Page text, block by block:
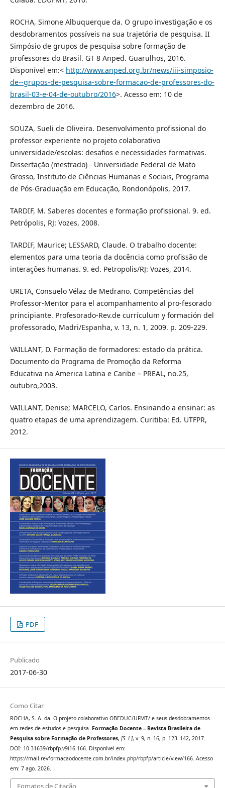
ROCHA, Simone Albuquerque da. O grupo investigação e os
desdobramentos possíveis na sua trajetória de pesquisa. II
Simpósio de grupos de pesquisa sobre formação de
professores do Brasil. GT 8 Anped. Guarulhos, 2016.
Disponível em:< http://www.anped.org.br/news/iii-simposio-
de--grupos-de-pesquisa-sobre-formacao-de-professores-do-
brasil-03-e-04-de-outubro/2016>. Acesso em: 10 de
dezembro de 2016.
SOUZA, Sueli de Oliveira. Desenvolvimento profissional do
professor experiente no projeto colaborativo
universidade/escolas: desafios e necessidades formativas.
Dissertação (mestrado) - Universidade Federal de Mato
Grosso, Instituto de Ciências Humanas e Sociais, Programa
de Pós-Graduação em Educação, Rondonópolis, 2017.
TARDIF, M. Saberes docentes e formação profissional. 9. ed.
Petrópolis, RJ: Vozes, 2008.
TARDIF, Maurice; LESSARD, Claude. O trabalho docente:
elementos para uma teoria da docência como profissão de
interações humanas. 9. ed. Petropolis/RJ: Vozes, 2014.
URETA, Consuelo Vélaz de Medrano. Competências del
Professor-Mentor para el acompanhamento al pro-fesorado
principiante. Profesorado-Rev.de currículum y formación del
professorado, Madri/Espanha, v. 13, n. 1, 2009. p. 209-229.
VAILLANT, D. Formação de formadores: estado da prática.
Documento do Programa de Promoção da Reforma
Educativa na America Latina e Caribe – PREAL, no.25,
outubro,2003.
VAILLANT, Denise; MARCELO, Carlos. Ensinando a ensinar: as
quatro etapas de uma aprendizagem. Curitiba: Ed. UTFPR,
2012.
PDF
Publicado
2017-06-30
Como Citar
ROCHA, S. A. da. O projeto colaborativo OBEDUC/UFMT/ e seus desdobramentos
em redes de estudos e pesquisa. Formação Docente – Revista Brasileira de
Pesquisa sobre Formação de Professores, [S. l.], v. 9, n. 16, p. 123–142, 2017.
DOI: 10.31639/rbpfp.v9i16.166. Disponível em:
https://mail.revformacaodocente.com.br/index.php/rbpfp/article/view/166. Acesso
em: 7 ago. 2026.
Fomatos de Citação